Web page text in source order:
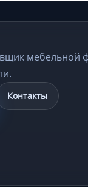
мебельной
Контакты